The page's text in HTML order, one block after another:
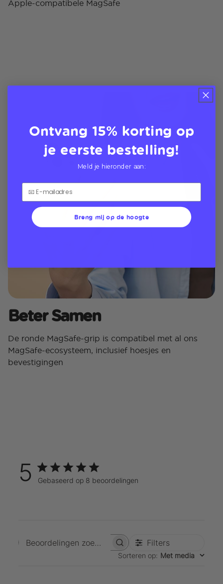
Apple-compatibele MagSafe
Beter Samen
De ronde MagSafe-grip is compatibel met al ons
MagSafe-ecosysteem, inclusief hoesjes en
bevestigingen
5 Gebaseerd op 8 beoordelingen
Beoordelingen zoekenFilters
Sorteren op: Met media
Ontvang 15% korting op
je eerste bestelling!
Meld je hieronder aan:
Breng mij op de hoogte